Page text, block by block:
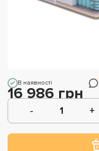
В наявності
16 986 грн